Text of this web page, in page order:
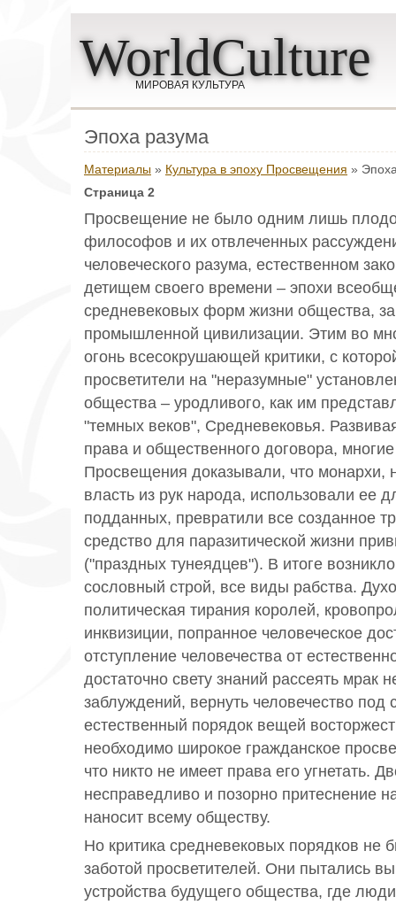
WorldCulture
МИРОВАЯ КУЛЬТУРА
Эпоха разума
Материалы » Культура в эпоху Просвещения »
Страница 2
Просвещение не было одним лишь
философов и их отвлеченных
человеческого разума, естественном
детищем своего времени – эпохи
средневековых форм жизни общества,
промышленной цивилизации. Этим во
огонь всесокрушающей критики, с
просветители на "неразумные"
общества – уродливого, как им
"темных веков", Средневековья.
права и общественного договора,
Просвещения доказывали, что монархи,
власть из рук народа, использовали ее
подданных, превратили все созданное
средство для паразитической жизни
("праздных тунеядцев"). В итоге
сословный строй, все виды рабства.
политическая тирания королей,
инквизиции, попранное человеческое
отступление человечества от
достаточно свету знаний рассеять мрак
заблуждений, вернуть человечество под
естественный порядок вещей
необходимо широкое гражданское
что никто не имеет права его угнетать.
несправедливо и позорно притеснение
наносит всему обществу.
Но критика средневековых порядков не
заботой просветителей. Они пытались
устройства будущего общества, где